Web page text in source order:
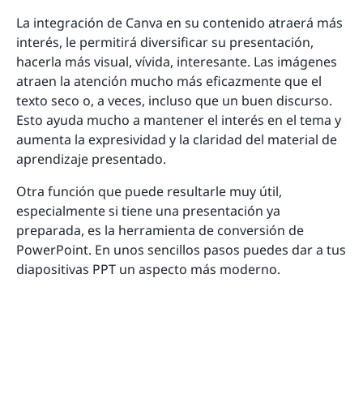
La integración de Canva en su contenido atraerá más
interés, le permitirá diversificar su presentación,
hacerla más visual, vívida, interesante. Las imágenes
atraen la atención mucho más eficazmente que el
texto seco o, a veces, incluso que un buen discurso.
Esto ayuda mucho a mantener el interés en el tema y
aumenta la expresividad y la claridad del material de
aprendizaje presentado.
Otra función que puede resultarle muy útil,
especialmente si tiene una presentación ya
preparada, es la herramienta de conversión de
PowerPoint. En unos sencillos pasos puedes dar a tus
diapositivas PPT un aspecto más moderno.